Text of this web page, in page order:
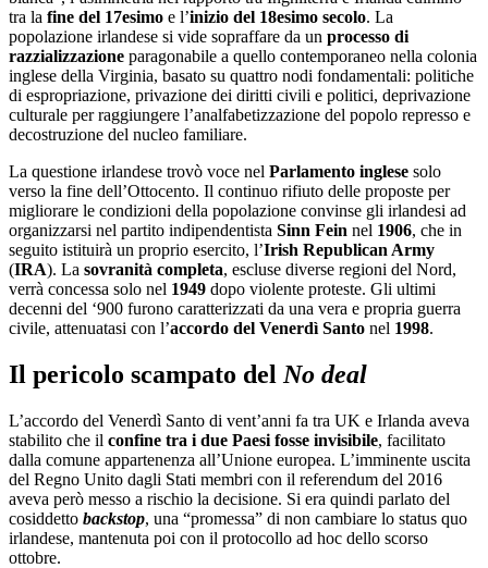
tra la fine del 17esimo e l’inizio del 18esimo secolo. La
popolazione irlandese si vide sopraffare da un processo di
razzializzazione paragonabile a quello contemporaneo nella colonia
inglese della Virginia, basato su quattro nodi fondamentali: politiche
di espropriazione, privazione dei diritti civili e politici, deprivazione
culturale per raggiungere l’analfabetizzazione del popolo represso e
decostruzione del nucleo familiare.
La questione irlandese trovò voce nel Parlamento inglese solo
verso la fine dell’Ottocento. Il continuo rifiuto delle proposte per
migliorare le condizioni della popolazione convinse gli irlandesi ad
organizzarsi nel partito indipendentista Sinn Fein nel 1906, che in
seguito istituirà un proprio esercito, l’Irish Republican Army
(IRA). La sovranità completa, escluse diverse regioni del Nord,
verrà concessa solo nel 1949 dopo violente proteste. Gli ultimi
decenni del ‘900 furono caratterizzati da una vera e propria guerra
civile, attenuatasi con l’accordo del Venerdì Santo nel 1998.
Il pericolo scampato del No deal
L’accordo del Venerdì Santo di vent’anni fa tra UK e Irlanda aveva
stabilito che il confine tra i due Paesi fosse invisibile, facilitato
dalla comune appartenenza all’Unione europea. L’imminente uscita
del Regno Unito dagli Stati membri con il referendum del 2016
aveva però messo a rischio la decisione. Si era quindi parlato del
cosiddetto backstop, una “promessa” di non cambiare lo status quo
irlandese, mantenuta poi con il protocollo ad hoc dello scorso
ottobre.